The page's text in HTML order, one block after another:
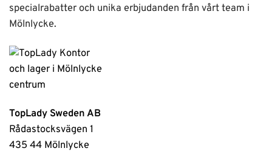
specialrabatter och unika erbjudanden från vårt team i
Mölnlycke.
TopLady Sweden AB
Rådastocksvägen 1
435 44 Mölnlycke